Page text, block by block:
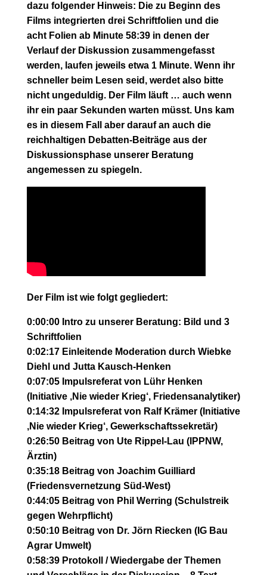
dazu folgender Hinweis: Die zu Beginn des
Films integrierten drei Schriftfolien und die
acht Folien ab Minute 58:39 in denen der
Verlauf der Diskussion zusammengefasst
werden, laufen jeweils etwa 1 Minute. Wenn ihr
schneller beim Lesen seid, werdet also bitte
nicht ungeduldig. Der Film läuft … auch wenn
ihr ein paar Sekunden warten müsst. Uns kam
es in diesem Fall aber darauf an auch die
reichhaltigen Debatten-Beiträge aus der
Diskussionsphase unserer Beratung
angemessen zu spiegeln.
Der Film ist wie folgt gegliedert:
0:00:00 Intro zu unserer Beratung: Bild und 3
Schriftfolien
0:02:17 Einleitende Moderation durch Wiebke
Diehl und Jutta Kausch-Henken
0:07:05 Impulsreferat von Lühr Henken
(Initiative ‚Nie wieder Krieg‘, Friedensanalytiker)
0:14:32 Impulsreferat von Ralf Krämer (Initiative
‚Nie wieder Krieg‘, Gewerkschaftssekretär)
0:26:50 Beitrag von Ute Rippel-Lau (IPPNW,
Ärztin)
0:35:18 Beitrag von Joachim Guilliard
(Friedensvernetzung Süd-West)
0:44:05 Beitrag von Phil Werring (Schulstreik
gegen Wehrpflicht)
0:50:10 Beitrag von Dr. Jörn Riecken (IG Bau
Agrar Umwelt)
0:58:39 Protokoll / Wiedergabe der Themen